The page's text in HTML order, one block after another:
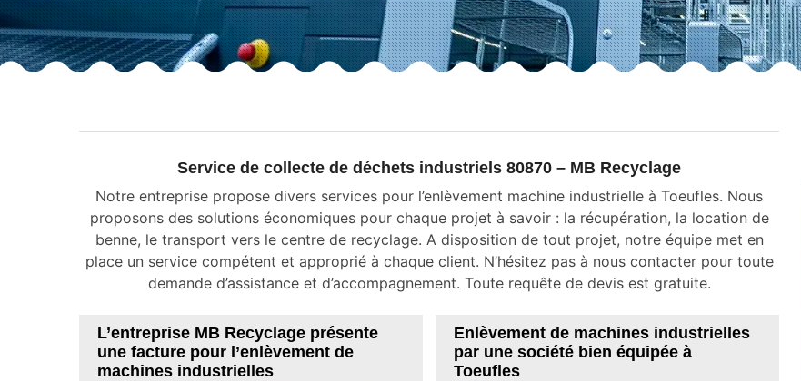
Service de collecte de déchets industriels 80870 – MB Recyclage
Notre entreprise propose divers services pour l’enlèvement machine industrielle à Toeufles. Nous
proposons des solutions économiques pour chaque projet à savoir : la récupération, la location de
benne, le transport vers le centre de recyclage. A disposition de tout projet, notre équipe met en
place un service compétent et approprié à chaque client. N’hésitez pas à nous contacter pour toute
demande d’assistance et d’accompagnement. Toute requête de devis est gratuite.
L’entreprise MB Recyclage présente
une facture pour l’enlèvement de
machines industrielles
Enlèvement de machines industrielles
par une société bien équipée à
Toeufles